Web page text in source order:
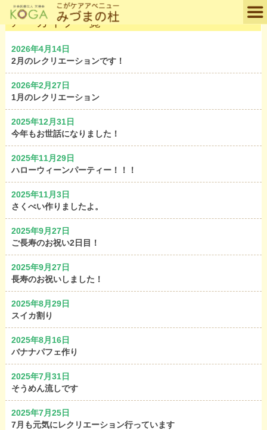
アーカイブ一覧
2026年4月14日
2月のレクリエーションです！
2026年2月27日
1月のレクリエーション
2025年12月31日
今年もお世話になりました！
2025年11月29日
ハローウィーンパーティー！！！
2025年11月3日
さくべい作りましたよ。
2025年9月27日
ご長寿のお祝い2日目！
2025年9月27日
長寿のお祝いしました！
2025年8月29日
スイカ割り
2025年8月16日
バナナパフェ作り
2025年7月31日
そうめん流しです
2025年7月25日
7月も元気にレクリエーション行っています